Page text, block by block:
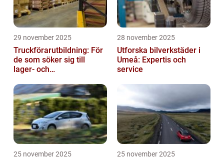
29 november 2025
Truckförarutbildning: För
de som söker sig till
lager- och
28 november 2025
Utforska bilverkstäder i
Umeå: Expertis och
service
25 november 2025 25 november 2025